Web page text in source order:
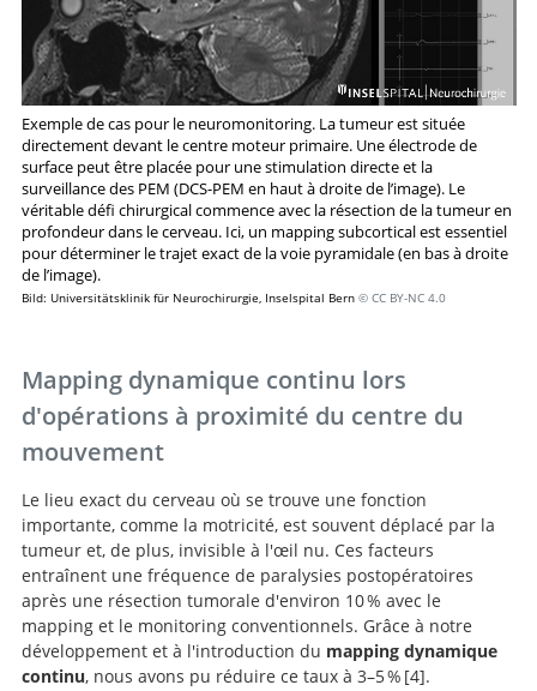
Exemple de cas pour le neuromonitoring. La tumeur est située
directement devant le centre moteur primaire. Une électrode de
surface peut être placée pour une stimulation directe et la
surveillance des PEM (DCS-PEM en haut à droite de l’image). Le
véritable défi chirurgical commence avec la résection de la tumeur en
profondeur dans le cerveau. Ici, un mapping subcortical est essentiel
pour déterminer le trajet exact de la voie pyramidale (en bas à droite
de l’image).
Bild: Universitätsklinik für Neurochirurgie, Inselspital Bern © CC BY-NC 4.0
Mapping dynamique continu lors
d'opérations à proximité du centre du
mouvement
Le lieu exact du cerveau où se trouve une fonction
importante, comme la motricité, est souvent déplacé par la
tumeur et, de plus, invisible à l'œil nu. Ces facteurs
entraînent une fréquence de paralysies postopératoires
après une résection tumorale d'environ 10 % avec le
mapping et le monitoring conventionnels. Grâce à notre
développement et à l'introduction du mapping dynamique
continu, nous avons pu réduire ce taux à 3–5 % 4 .